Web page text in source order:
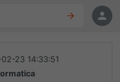
23 14:33:51